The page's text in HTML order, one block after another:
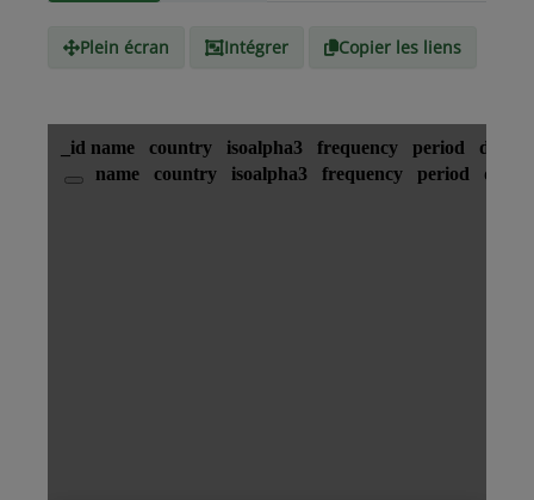
Plein écran Intégrer Copier les liens